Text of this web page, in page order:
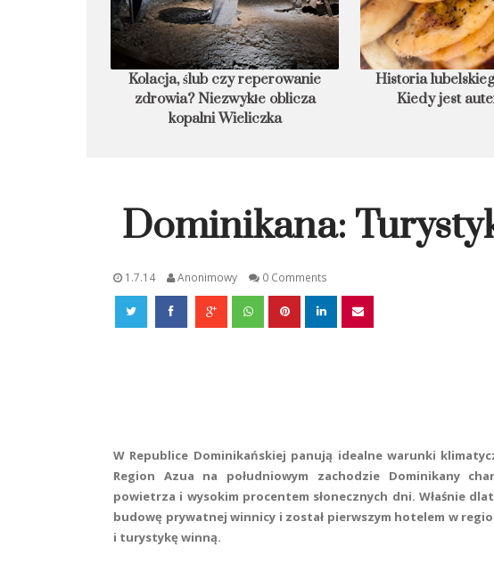
Kolacja, ślub czy reperowanie
zdrowia? Niezwykłe oblicza
kopalni Wieliczka
Historia
Kiedy jest
Dominikana:
1.7.14 Anonimowy 0 Comments
W Republice Dominikańskiej panują idealne warunki
Region Azua na południowym zachodzie Dominikany
powietrza i wysokim procentem słonecznych dni. Właśnie
budowę prywatnej winnicy i został pierwszym hotelem w
i turystykę winną.